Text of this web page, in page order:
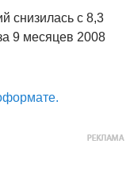
снизилась с 8,3
9 месяцев 2008